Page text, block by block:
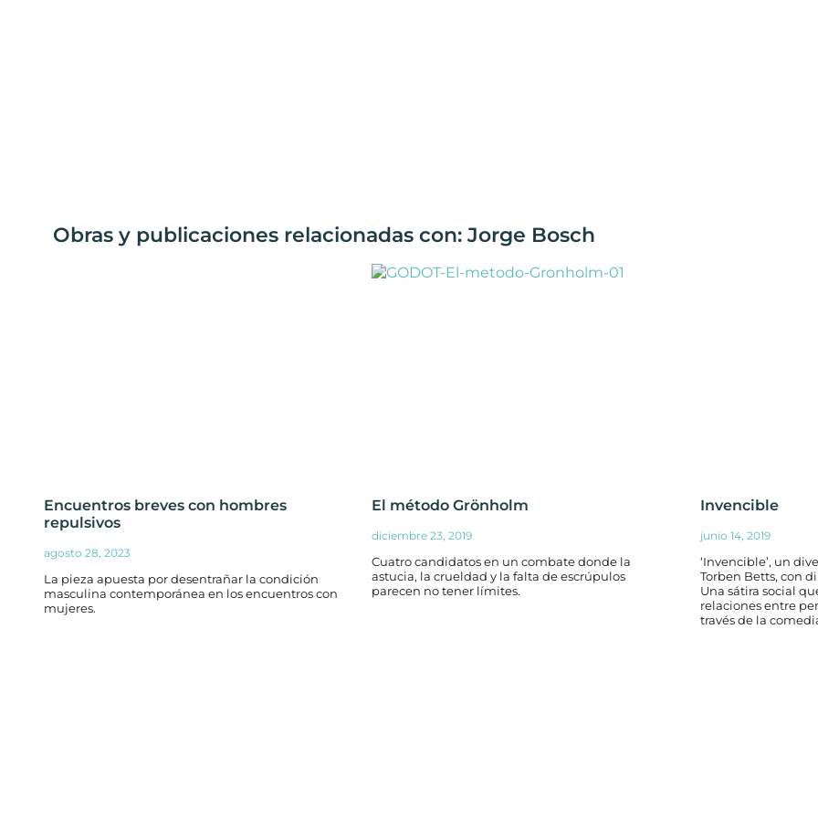
Obras y publicaciones relacionadas con: Jorge Bosch
Encuentros breves con hombres
repulsivos
agosto 28, 2023
La pieza apuesta por desentrañar la condición
masculina contemporánea en los encuentros con
mujeres.
El método Grönholm
diciembre 23, 2019
Cuatro candidatos en un combate donde la
astucia, la crueldad y la falta de escrúpulos
parecen no tener límites.
Invencible
junio 14, 2019
‘Invencible’, un
Torben Betts, con
Una sátira social
relaciones entre
través de la